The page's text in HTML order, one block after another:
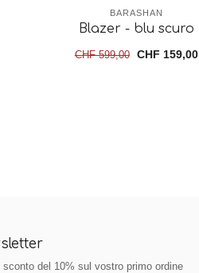
BARASHAN
Blazer - blu scuro
CHF 599,00 CHF 159,00
del 10% sul vostro primo ordine